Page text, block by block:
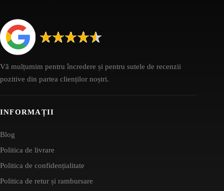
Vă mulțumim pentru încredere și pentru sutele de recenzii
pozitive din partea clienților noștri.
INFORMAȚII
Blog
Politica de livrare
Politica de confidențialitate
Politica de retur și rambursare